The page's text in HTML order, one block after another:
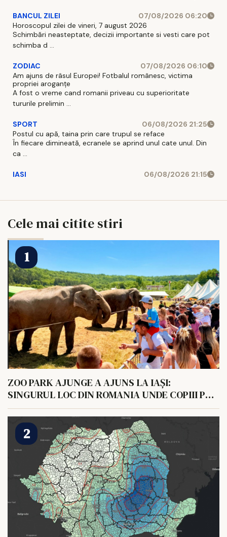
BANCUL ZILEI
07/08/2026 06:20
Horoscopul zilei de vineri, 7 august 2026
Schimbări neasteptate, decizii importante si vesti care pot
schimba d ...
ZODIAC
07/08/2026 06:10
Am ajuns de râsul Europei! Fotbalul românesc, victima
propriei aroganțe
A fost o vreme cand romanii priveau cu superioritate
tururile prelimin ...
SPORT
06/08/2026 21:25
Postul cu apă, taina prin care trupul se reface
În fiecare dimineată, ecranele se aprind unul cate unul. Din
ca ...
IASI 06/08/2026 21:15
Cele mai citite stiri
ZOO PARK AJUNGE A AJUNS LA IAȘI:
SINGURUL LOC DIN ROMANIA UNDE COPIII POT
HRANI UN ELEFANT